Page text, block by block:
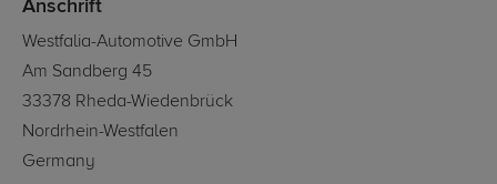
Anschrift
Westfalia-Automotive GmbH
Am Sandberg 45
33378 Rheda-Wiedenbrück
Nordrhein-Westfalen
Germany